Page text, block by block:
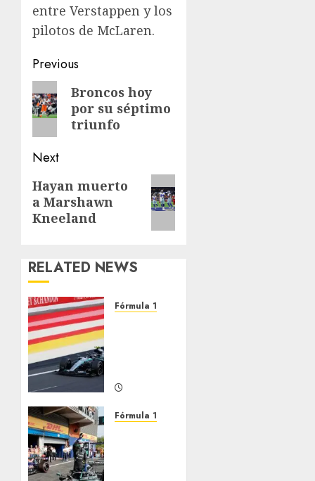
entre Verstappen y los
pilotos de McLaren.
Post
navigation
Previous
Previous
post:
Broncos hoy
por su séptimo
triunfo
Next
Next
post:
Hayan muerto
a Marshawn
Kneeland
RELATED NEWS
Fórmula 1
2026
0
Fórmula 1